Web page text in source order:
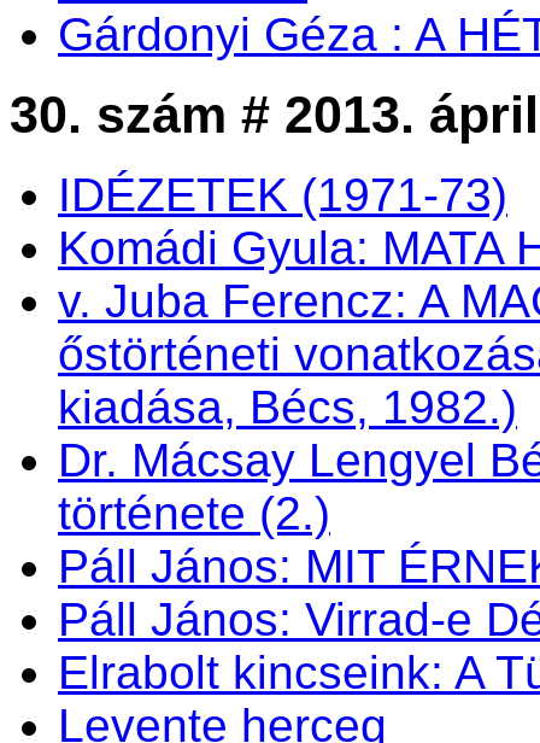
Gárdonyi Géza : A
30. szám # 2013.
IDÉZETEK (1971-73)
Komádi Gyula: MATA
v. Juba Ferencz: A
őstörténeti
kiadása, Bécs, 1982.)
Dr. Mácsay Lengyel
története (2.)
Páll János: MIT
Páll János: Virrad-e
Elrabolt kincseink: A
Levente herceg